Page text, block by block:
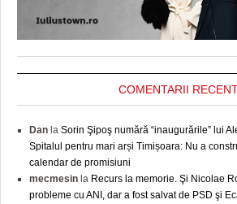
COMENTARII
Dan la Sorin Şipoş numără “inaugurările” lui
Spitalul pentru mari arși Timișoara: Nu a
calendar de promisiuni
mecmesin la Recurs la memorie. Şi Nicolae
probleme cu ANI, dar a fost salvat de PSD şi